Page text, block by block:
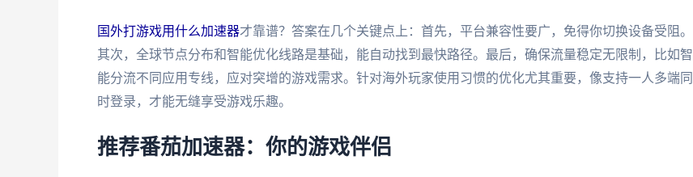
国外打游戏用什么加速器才靠谱？答案在几个关键点上：首先，平台兼容性要广，免得你切换设备受阻。
其次，全球节点分布和智能优化线路是基础，能自动找到最快路径。最后，确保流量稳定无限制，比如智
能分流不同应用专线，应对突增的游戏需求。针对海外玩家使用习惯的优化尤其重要，像支持一人多端同
时登录，才能无缝享受游戏乐趣。
推荐番茄加速器：你的游戏伴侣